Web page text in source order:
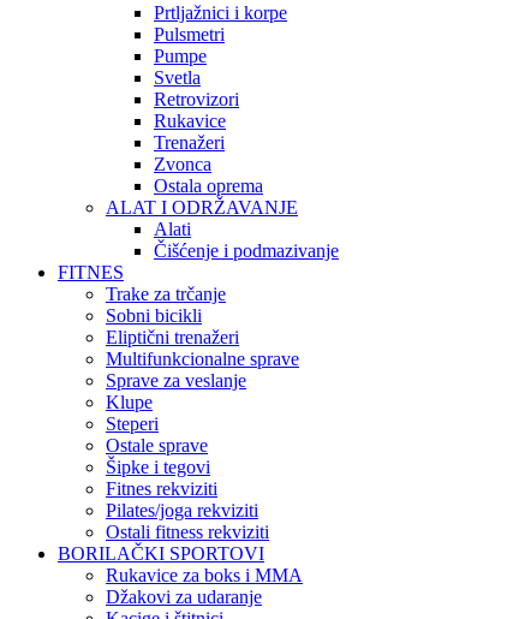
Prtljažnici i korpe
Pulsmetri
Pumpe
Svetla
Retrovizori
Rukavice
Trenažeri
Zvonca
Ostala oprema
ALAT I ODRŽAVANJE
Alati
Čišćenje i podmazivanje
FITNES
Trake za trčanje
Sobni bicikli
Eliptični trenažeri
Multifunkcionalne sprave
Sprave za veslanje
Klupe
Steperi
Ostale sprave
Šipke i tegovi
Fitnes rekviziti
Pilates/joga rekviziti
Ostali fitness rekviziti
BORILAČKI SPORTOVI
Rukavice za boks i MMA
Džakovi za udaranje